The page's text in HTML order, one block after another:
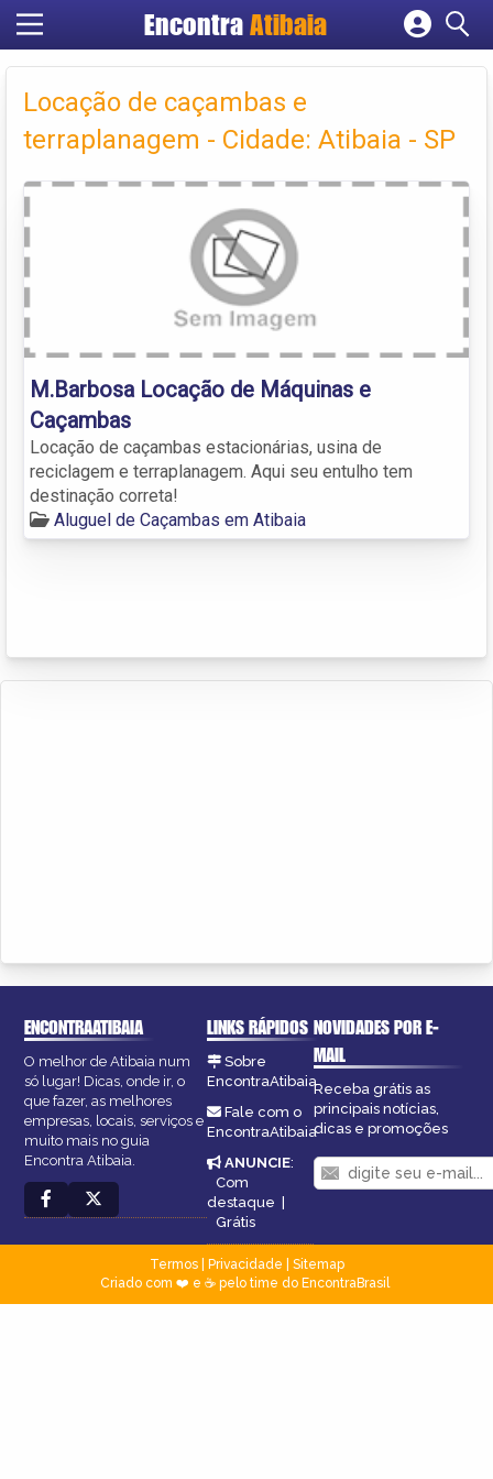
Encontra Atibaia
Cadastrar empresa
Criar conta
Locação de caçambas e
terraplanagem - Cidade: Atibaia - SP
M.Barbosa Locação de Máquinas e
Caçambas
Locação de caçambas estacionárias, usina de
reciclagem e terraplanagem. Aqui seu entulho tem
destinação correta!
Aluguel de Caçambas em Atibaia
ENCONTRAATIBAIA
O melhor de Atibaia num
só lugar! Dicas, onde ir, o
que fazer, as melhores
empresas, locais, serviços e
muito mais no guia
Encontra Atibaia.
LINKS RÁPIDOS
Sobre
EncontraAtibaia
Fale com o
EncontraAtibaia
ANUNCIE:
Com
destaque |
Grátis
NOVIDADES POR E-
MAIL
Receba grátis as
principais notícias,
dicas e promoções
Termos| Privacidade
Sitemap
Criado com ❤️ e ☕ pelo time do EncontraBrasil